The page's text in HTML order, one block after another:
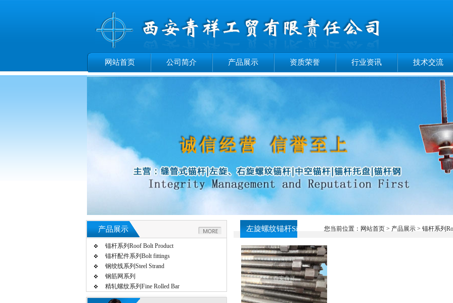
网站首页 公司简介 产品展示 资质荣誉 行业资讯 技术交流
产品展示
锚杆系列Roof Bolt Product
锚杆配件系列Bolt fittings
钢绞线系列Steel Strand
钢筋网系列
精轧螺纹系列Fine Rolled Bar
您当前位置： 网站首页 > 产品展示 > 锚杆系列
左旋螺纹锚杆Sinistral
thread bolt